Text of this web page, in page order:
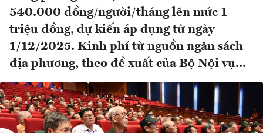
540.000 đồng/người/tháng lên mức 1
triệu đồng, dự kiến áp dụng từ ngày
1/12/2025. Kinh phí từ nguồn ngân sách
địa phương, theo đề xuất của Bộ Nội vụ...